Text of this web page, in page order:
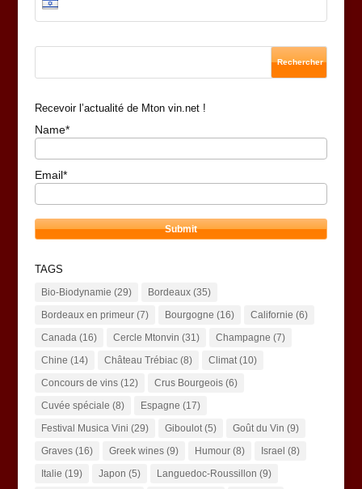
Recevoir l’actualité de Mton vin.net !
Name*
Email*
TAGS
Bio-Biodynamie (29) Bordeaux(35)
Bordeaux en primeur(7) Bourgogne (16) Californie (6)
Canada(16) Cercle Mtonvin (31) Champagne (7)
Chine (14) Château Trébiac(8) Climat(10)
Concours de vins(12) Crus Bourgeois(6)
Cuvée spéciale (8) Espagne (17)
Festival Musica Vini (29) Giboulot(5) Goût du Vin (9)
Graves(16) Greek wines(9) Humour(8) Israel (8)
Italie (19) Japon (5) Languedoc-Roussillon (9)